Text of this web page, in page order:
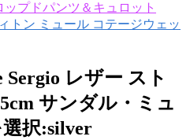
プドパンツ＆キュロット
ン ミュール コテージウェッ
Sergio レザー スト
サンダル・ミュ
択:silver